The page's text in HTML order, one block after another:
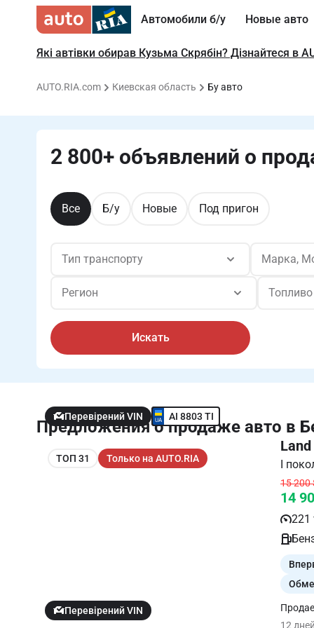
Автомобили б/у Новые авто
Які автівки обирав Кузьма Скрябін? Дізнайтеся в
AUTO.RIA.com Киевская область Бу авто
2 800+ объявлений о
Все Б/у Новые Под пригон
Тип транспорту Марка,
Регион Топливо
Искать
Предложения о продаже авто в
Перевірений VIN AI 8803 TI
ТОП 31 Только на AUTO.RIA
15 200
14
221
12
Перевірений VIN